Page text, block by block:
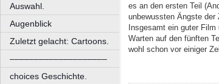
Auswahl.
Augenblick
Zuletzt gelacht: Cartoons.
––––––––––––––––––––
choices Geschichte.
es an den ersten Teil
unbewussten Ängste der
Insgesamt ein guter
Warten auf den fünften
wohl schon vor einiger